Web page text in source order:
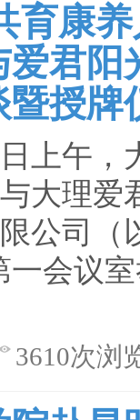
育康
君阳
授牌
上午，
大理爱
公司（
一会议
3610次浏